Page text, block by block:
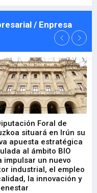
/ Enpresa
Foral de
situará en Irún su
apuesta estratégica
al ámbito BIO
impulsar un nuevo
industrial, el empleo
la innovación y